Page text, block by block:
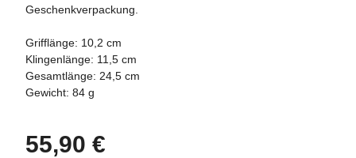
Geschenkverpackung.
Grifflänge: 10,2 cm
Klingenlänge: 11,5 cm
Gesamtlänge: 24,5 cm
Gewicht: 84 g
55,90 €